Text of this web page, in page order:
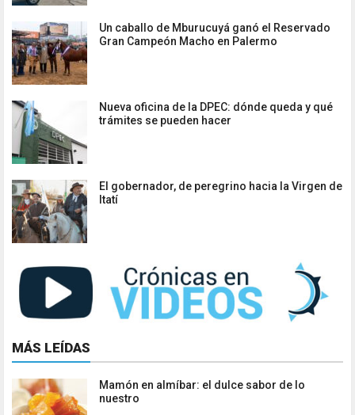
Un caballo de Mburucuyá ganó el Reservado
Gran Campeón Macho en Palermo
Nueva oficina de la DPEC: dónde queda y qué
trámites se pueden hacer
El gobernador, de peregrino hacia la Virgen de
Itatí
MÁS LEÍDAS
Mamón en almíbar: el dulce sabor de lo
nuestro